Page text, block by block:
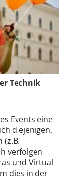
Technik
Events eine
diejenigen,
(z.B.
verfolgen
und Virtual
dies in der